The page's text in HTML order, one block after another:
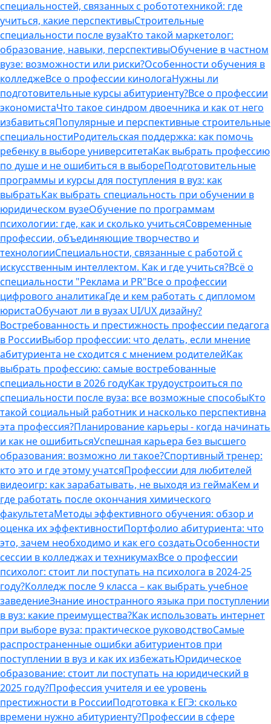
специальностей, связанных с робототехникой: где
учиться, какие перспективыСтроительные
специальности после вузаКто такой маркетолог:
образование, навыки, перспективыОбучение в частном
вузе: возможности или риски?Особенности обучения в
колледжеВсе о профессии кинологаНужны ли
подготовительные курсы абитуриенту?Все о профессии
экономистаЧто такое синдром двоечника и как от него
избавитьсяПопулярные и перспективные строительные
специальностиРодительская поддержка: как помочь
ребенку в выборе университетаКак выбрать профессию
по душе и не ошибиться в выбореПодготовительные
программы и курсы для поступления в вуз: как
выбратьКак выбрать специальность при обучении в
юридическом вузеОбучение по программам
психологии: где, как и сколько учитьсяСовременные
профессии, объединяющие творчество и
технологииСпециальности, связанные с работой с
искусственным интеллектом. Как и где учиться?Всё о
специальности "Реклама и PR"Все о профессии
цифрового аналитикаГде и кем работать с дипломом
юристаОбучают ли в вузах UI/UX дизайну?
Востребованность и престижность профессии педагога
в РоссииВыбор профессии: что делать, если мнение
абитуриента не сходится с мнением родителейКак
выбрать профессию: самые востребованные
специальности в 2026 годуКак трудоустроиться по
специальности после вуза: все возможные способыКто
такой социальный работник и насколько перспективна
эта профессия?Планирование карьеры - когда начинать
и как не ошибитьсяУспешная карьера без высшего
образования: возможно ли такое?Спортивный тренер:
кто это и где этому учатсяПрофессии для любителей
видеоигр: как зарабатывать, не выходя из геймаКем и
где работать после окончания химического
факультетаМетоды эффективного обучения: обзор и
оценка их эффективностиПортфолио абитуриента: что
это, зачем необходимо и как его создатьОсобенности
сессии в колледжах и техникумахВсе о профессии
психолог: стоит ли поступать на психолога в 2024-25
году?Колледж после 9 класса – как выбрать учебное
заведениеЗнание иностранного языка при поступлении
в вуз: какие преимущества?Как использовать интернет
при выборе вуза: практическое руководствоСамые
распространенные ошибки абитуриентов при
поступлении в вуз и как их избежатьЮридическое
образование: стоит ли поступать на юридический в
2025 году?Профессия учителя и ее уровень
престижности в РоссииПодготовка к ЕГЭ: сколько
времени нужно абитуриенту?Профессии в сфере